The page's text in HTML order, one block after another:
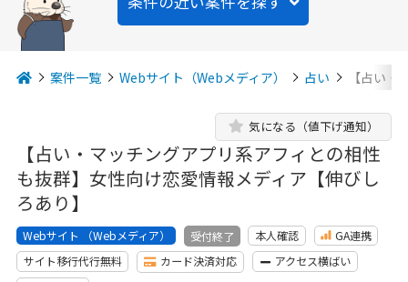
案件一覧 Webサイト（Webメディア） 占い 【占い
【占い・マッチングアプリ系アフィとの相性
も抜群】女性向け恋愛情報メディア【伸びし
ろあり】
気になる（値下げ通知）
Webサイト （Webメディア） 受付終了 本人確認
GA連携
サイト移行代行無料
カード決済対応
アクセス横ばい